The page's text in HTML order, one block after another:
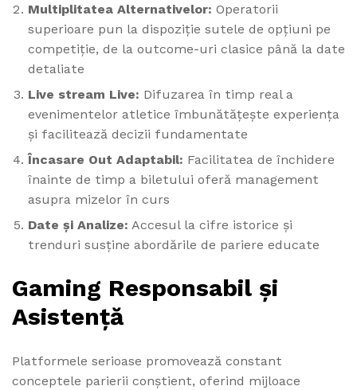
Multiplitatea Alternativelor: Operatorii
superioare pun la dispoziție sutele de opțiuni pe
competiție, de la outcome-uri clasice până la date
detaliate
Live stream Live: Difuzarea în timp real a
evenimentelor atletice îmbunătățește experiența
și facilitează decizii fundamentate
Încasare Out Adaptabil: Facilitatea de închidere
înainte de timp a biletului oferă management
asupra mizelor în curs
Date și Analize: Accesul la cifre istorice și
trenduri susține abordările de pariere educate
Gaming Responsabil și
Asistență
Platformele serioase promovează constant
conceptele parierii conștient, oferind mijloace